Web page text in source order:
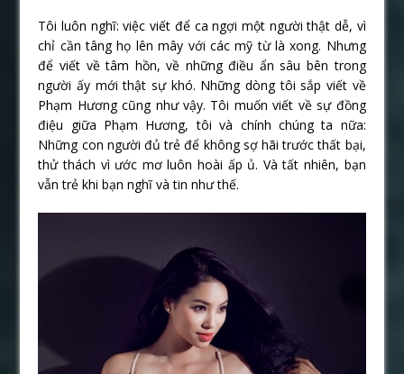
Tôi luôn nghĩ: việc viết để ca ngợi một người thật dễ, vì
chỉ cần tâng họ lên mây với các mỹ từ là xong. Nhưng
để viết về tâm hồn, về những điều ẩn sâu bên trong
người ấy mới thật sự khó. Những dòng tôi sắp viết về
Phạm Hương cũng như vậy. Tôi muốn viết về sự đồng
điệu giữa Phạm Hương, tôi và chính chúng ta nữa:
Những con người đủ trẻ để không sợ hãi trước thất bại,
thử thách vì ước mơ luôn hoài ấp ủ. Và tất nhiên, bạn
vẫn trẻ khi bạn nghĩ và tin như thế.